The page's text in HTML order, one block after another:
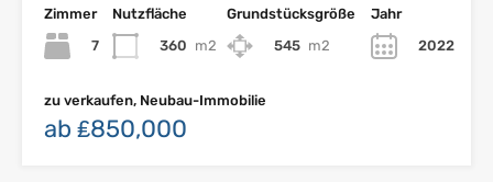
Zimmer
7
Nutzfläche
360 m2
Grundstücksgröße
545 m2
Jahr
2022
zu verkaufen, Neubau-Immobilie
ab ₤850,000